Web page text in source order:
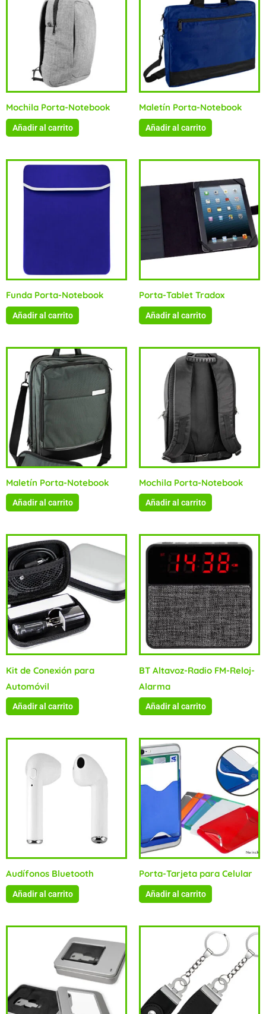
Mochila Porta-Notebook
Añadir al carrito
Maletín Porta-Notebook
Añadir al carrito
Funda Porta-Notebook
Añadir al carrito
Porta-Tablet Tradox
Añadir al carrito
Maletín Porta-Notebook
Añadir al carrito
Mochila Porta-Notebook
Añadir al carrito
Kit de Conexión para
Automóvil
Añadir al carrito
BT Altavoz-Radio FM-Reloj-
Alarma
Añadir al carrito
Audífonos Bluetooth
Añadir al carrito
Porta-Tarjeta para Celular
Añadir al carrito